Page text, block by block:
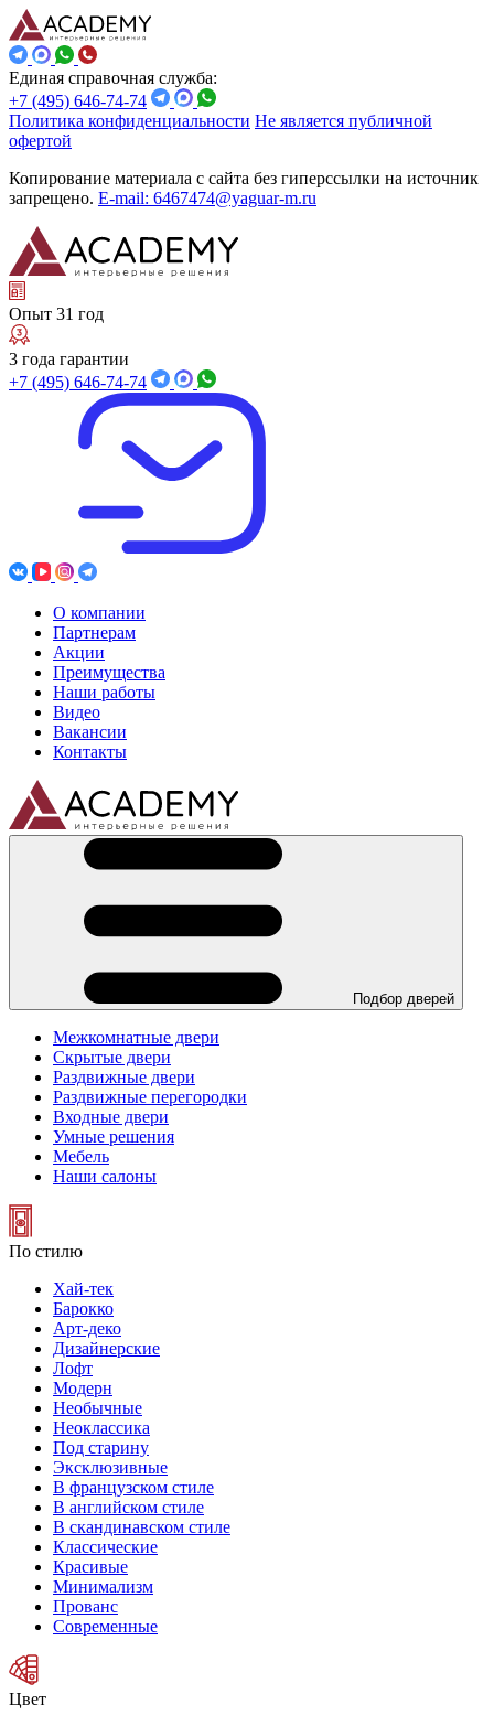
Единая справочная служба:
+7 (495) 646-74-74
Политика конфиденциальности Не является публичной
офертой
Копирование материала с сайта без гиперссылки на источник
запрещено. E-mail: 6467474@yaguar-m.ru
Опыт 31 год
3 года гарантии
+7 (495) 646-74-74
О компании
Партнерам
Акции
Преимущества
Наши работы
Видео
Вакансии
Контакты
Подбор дверей
Межкомнатные двери
Скрытые двери
Раздвижные двери
Раздвижные перегородки
Входные двери
Умные решения
Мебель
Наши салоны
По стилю
Хай-тек
Барокко
Арт-деко
Дизайнерские
Лофт
Модерн
Необычные
Неоклассика
Под старину
Эксклюзивные
В французском стиле
В английском стиле
В скандинавском стиле
Классические
Красивые
Минимализм
Прованс
Современные
Цвет